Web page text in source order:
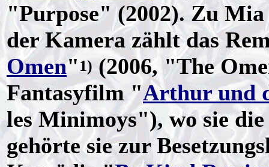
"Purpose" (2002). Zu
der Kamera zählt das
Omen" 1) (2006, "The
Fantasyfilm "Arthur und
les Minimoys"), wo sie
gehörte sie zur